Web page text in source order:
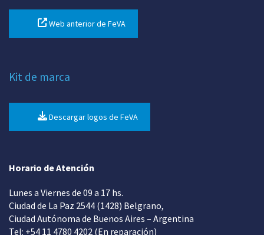
Web anterior de FeVA
Kit de marca
Descargar logos de FeVA
Horario de Atención
Lunes a Viernes de 09 a 17 hs.
Ciudad de La Paz 2544 (1428) Belgrano,
Ciudad Autónoma de Buenos Aires – Argentina
Tel: +54 11 4780 4202 (En reparación)